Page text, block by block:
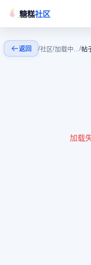
糖糕社区
返回 /社区/加载中.../帖
加载